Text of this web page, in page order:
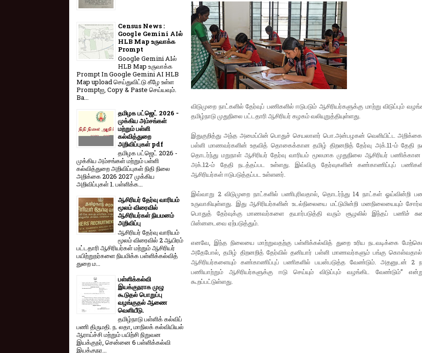
விடுமுறை நாட்களில் தேர்வுப் பணிகளில் ஈடுபடும் ஆசிரியர்களுக்கு மாற்று விடுப்பும்
தமிழ்நாடு முதுநிலை பட்டதாரி ஆசிரியர் கழகம் வலியுறுத்தியுள்ளது.
இதுகுறித்து அந்த அமைப்பின் பொதுச் செயலாளர் பொ.அன்பழகன் வெளியிட்ட அறிக்கை
பள்ளி மாணவர்களின் உதவித் தொகைக்கான தமிழ் திறனறித் தேர்வு அக்.11-ம் தேதி
தொடர்ந்து மறுநாள் ஆசிரியர் தேர்வு வாரியம் மூலமாக முதுநிலை ஆசிரியர்
அக்.12-ம் தேதி நடத்தப்பட உள்ளது. இவ்விரு தேர்வுகளின் கண்காணிப்புப்
ஆசிரியர்கள் ஈடுபடுத்தப்பட உள்ளனர்.
இவ்வாறு 2 விடுமுறை நாட்களில் பணிபுரிவதால், தொடர்ந்து 14 நாட்கள் ஓய்வின்றி
உருவாகியுள்ளது. இது ஆசிரியர்களின் உடல்நிலையை மட்டுமின்றி மனநிலையையும்
பொதுத் தேர்வுக்கு மாணவர்களை தயார்படுத்தி வரும் சூழலில் இந்தப் பணிச்
பின்னடைவை ஏற்படுத்தும்.
எனவே, இந்த நிலையை மாற்றுவதற்கு பள்ளிக்கல்வித் துறை உரிய நடவடிக்கை
அதேபோல், தமிழ் திறனறித் தேர்வில் தனியார் பள்ளி மாணவர்களும் பங்கு
ஆசிரியர்களையும் கண்காணிப்புப் பணிகளில் பயன்படுத்த வேண்டும். அதனுடன் 2
பணியாற்றும் ஆசிரியர்களுக்கு ஈடு செய்யும் விடுப்பும் வழங்கிட வேண்டும்”
கூறப்பட்டுள்ளது.
Census News :
Google Gemini AIல்
HLB Map உருவாக்க
Prompt
Google Gemini AIல்
HLB Map உருவாக்க
Prompt In Google Gemini AI HLB
Map upload செய்துவிட்டு கீழே உள்ள
Promptஐ, Copy & Paste செய்யவும்.
Ba...
தமிழக பட்ஜெட் 2026 -
முக்கிய அம்சங்கள்
மற்றும் பள்ளி
கல்வித்துறை
அறிவிப்புகள் pdf
தமிழக பட்ஜெட் 2026 -
முக்கிய அம்சங்கள் மற்றும் பள்ளி
கல்வித்துறை அறிவிப்புகள் நிதி நிலை
அறிக்கை 2026 2027 முக்கிய
அறிவிப்புகள் 1. பள்ளிக்க...
ஆசிரியர் தேர்வு வாரியம்
மூலம் விரைவில்
ஆசிரியர்கள் நியமனம்
அறிவிப்பு
ஆசிரியர் தேர்வு வாரி​யம்
மூலம் விரை​வில் 2 ஆயிரம்
பட்​ட​தாரி ஆசிரியர்​கள் மற்​றும் ஆசிரியர்
பயிற்றுநர்​களை நியமிக்க பள்​ளிக்​கல்​வித்​
துறை ம...
பள்ளிக்கல்வி
இயக்குநராக முழு
கூடுதல் பொறுப்பு
வழங்குதல் ஆணை
வெளியீடு.
தமிழ்நாடு பள்ளிக் கல்விப்
பணி திருமதி. ந. லதா, மாநிலக் கல்வியியல்
ஆராய்ச்சி மற்றும் பயிற்சி நிறுவன
இயக்குநர், சென்னை 6 பள்ளிக்கல்வி
இயக்குநர...